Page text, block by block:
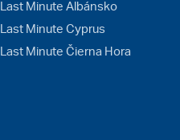
Last Minute Albánsko
Last Minute Cyprus
Last Minute Čierna Hora